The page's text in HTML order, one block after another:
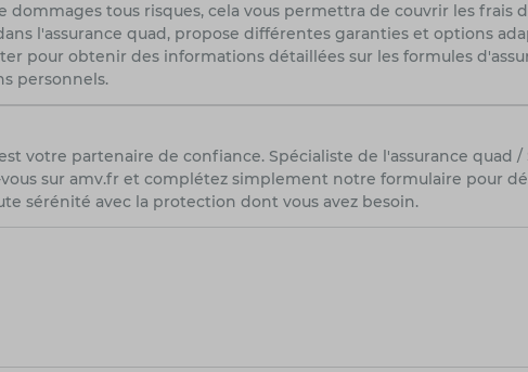
tous risques, cela vous permettra de couvrir les frais
l'assurance quad, propose différentes garanties et options
pour obtenir des informations détaillées sur les formules
personnels.
votre partenaire de confiance. Spécialiste de l'assurance quad /
vous sur amv.fr et complétez simplement notre formulaire pour
sérénité avec la protection dont vous avez besoin.